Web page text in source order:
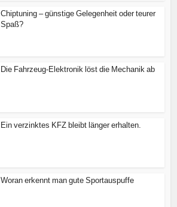
Chiptuning – günstige Gelegenheit oder teurer
Spaß?
Die Fahrzeug-Elektronik löst die Mechanik ab
Ein verzinktes KFZ bleibt länger erhalten.
Woran erkennt man gute Sportauspuffe